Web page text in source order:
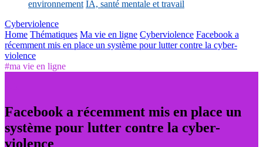
environnement IA, santé mentale et travail
Cyberviolence
Home Thématiques Ma vie en ligne Cyberviolence Facebook a
récemment mis en place un système pour lutter contre la cyber-
violence
#ma vie en ligne
Facebook a récemment mis en place un
système pour lutter contre la cyber-
violence